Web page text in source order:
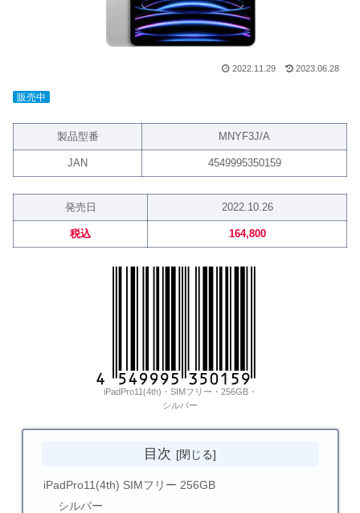
2022.11.29 2023.06.28
販売中
製品型番 MNYF3J/A
JAN 4549995350159
発売日 2022.10.26
税込 164,800
iPadPro11(4th)・SIMフリー・256GB・
シルバー
目次
iPadPro11(4th) SIMフリー 256GB
シルバー